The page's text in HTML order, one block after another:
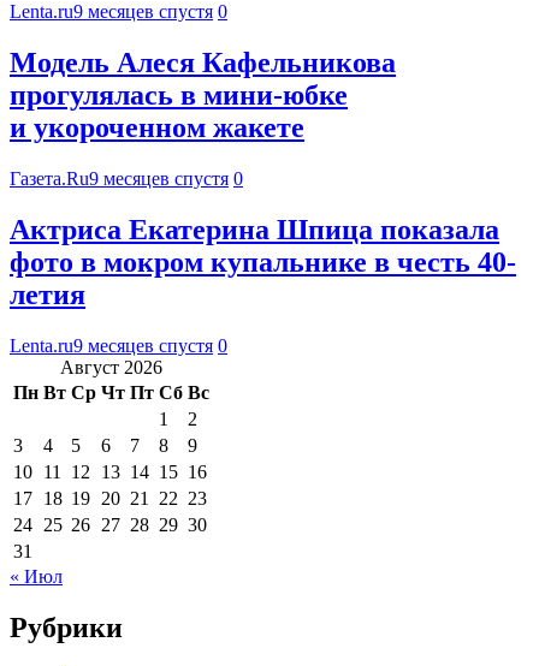
Lenta.ru9 месяцев спустя 0
Модель Алеся Кафельникова
прогулялась в мини-юбке
и укороченном жакете
Газета.Ru9 месяцев спустя 0
Актриса Екатерина Шпица показала
фото в мокром купальнике в честь 40-
летия
Lenta.ru9 месяцев спустя 0
Август 2026
Пн Вт Ср Чт Пт Сб Вс
1
2
3
4 5 6 7 8
9
10 11 12 13 14 15 16
17 18 19 20 21 22 23
24 25 26 27 28 29 30
31
« Июл
Рубрики